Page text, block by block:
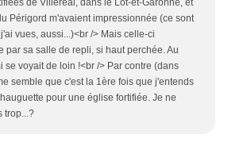
de Villeréal, dans le Lot-et-Garonne, et
Périgord m'avaient impressionnée (ce sont
vues, aussi...)<br /> Mais celle-ci
par sa salle de repli, si haut perchée. Au
se voyait de loin !<br /> Par contre (dans
semble que c'est la 1ère fois que j'entends
pour une église fortifiée. Je ne
trop...?